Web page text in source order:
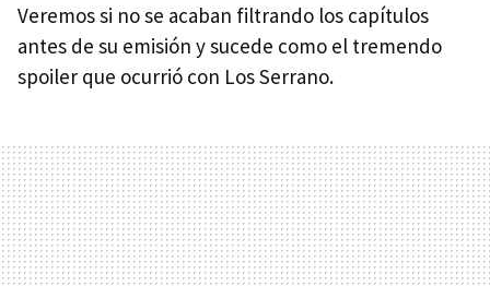
Veremos si no se acaban filtrando los capítulos
antes de su emisión y sucede como el tremendo
spoiler que ocurrió con Los Serrano.